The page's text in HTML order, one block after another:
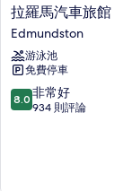
拉
羅
馬
汽
車
旅
館
拉羅馬汽車旅館
Edmundston
游泳池
免費停車
8.0
分，
8.0 非常好
934 則評論